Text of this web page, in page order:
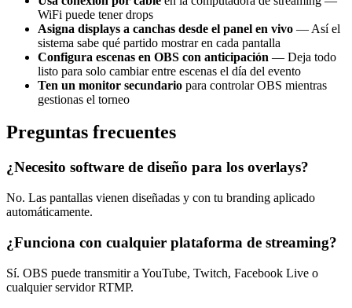
WiFi puede tener drops
Asigna displays a canchas desde el panel en vivo — Así el
sistema sabe qué partido mostrar en cada pantalla
Configura escenas en OBS con anticipación — Deja todo
listo para solo cambiar entre escenas el día del evento
Ten un monitor secundario para controlar OBS mientras
gestionas el torneo
Preguntas frecuentes
¿Necesito software de diseño para los overlays?
No. Las pantallas vienen diseñadas y con tu branding aplicado
automáticamente.
¿Funciona con cualquier plataforma de streaming?
Sí. OBS puede transmitir a YouTube, Twitch, Facebook Live o
cualquier servidor RTMP.